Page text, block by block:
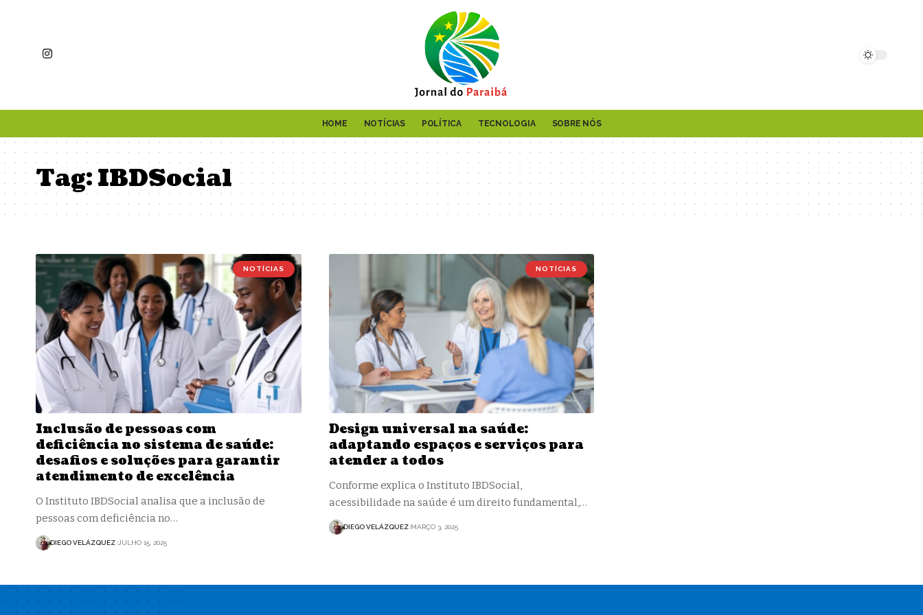
HOME NOTÍCIAS POLÍTICA TECNOLOGIA SOBRE NÓS
Tag:IBDSocial
NOTÍCIAS
Inclusão de pessoas com
deficiência no sistema de saúde:
desafios e soluções para garantir
atendimento de excelência
O Instituto IBDSocial analisa que a inclusão de
pessoas com deficiência no…
DIEGO VELÁZQUEZ JULHO 15, 2025
NOTÍCIAS
Design universal na saúde:
adaptando espaços e serviços para
atender a todos
Conforme explica o Instituto IBDSocial,
acessibilidade na saúde é um direito fundamental,…
DIEGO VELÁZQUEZ MARÇO 3, 2025